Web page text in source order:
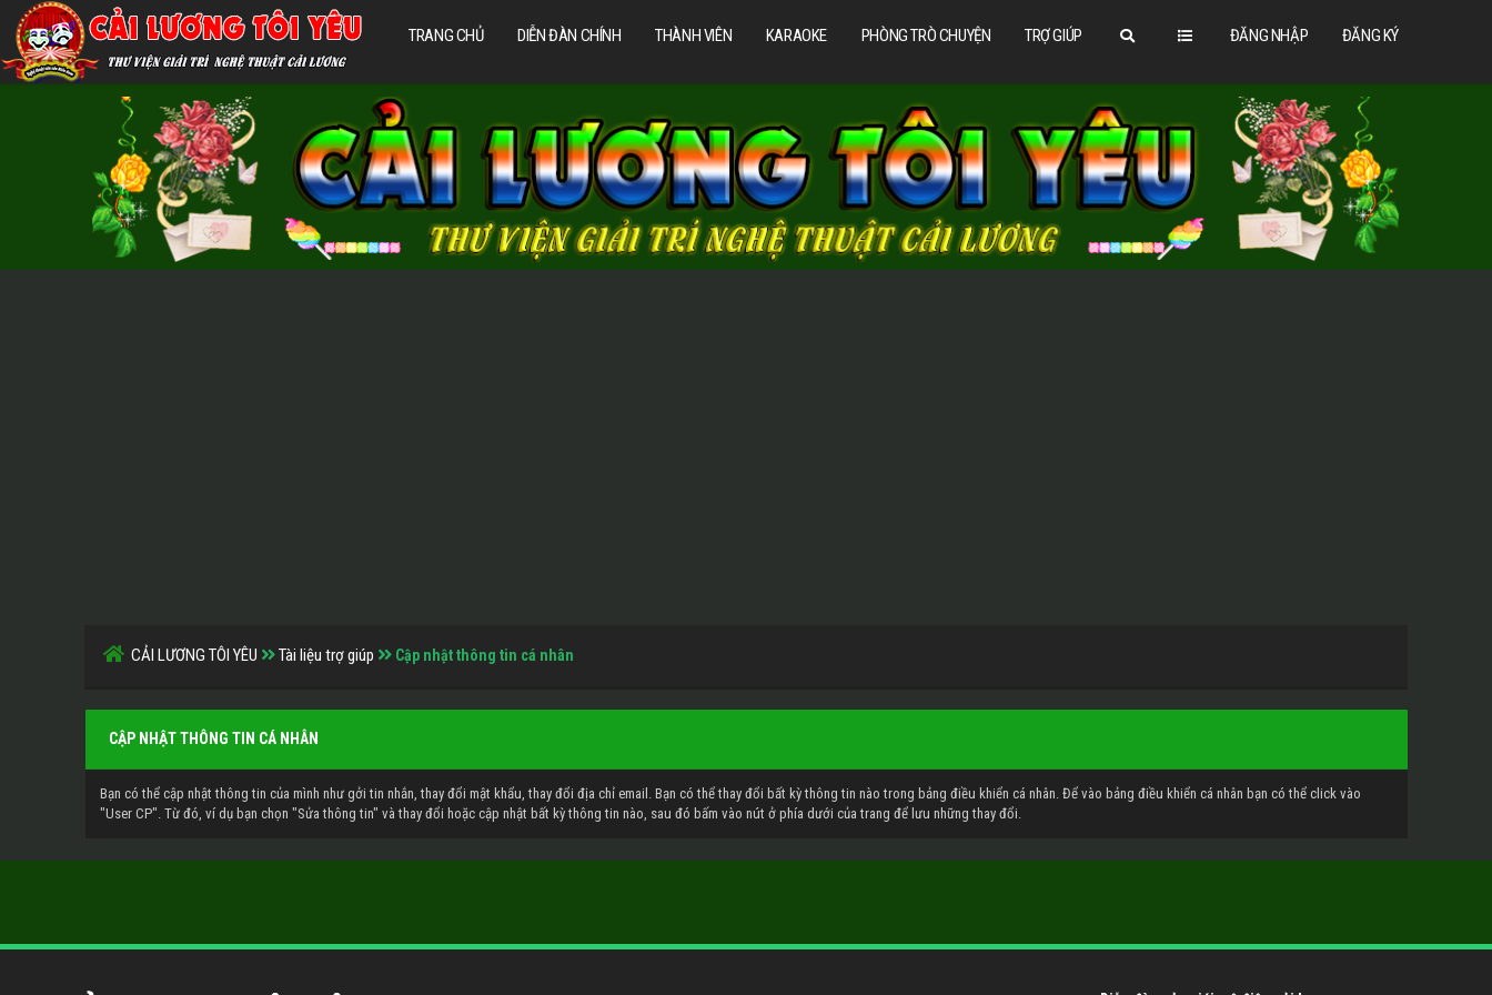
ĐĂNG NHẬP ĐĂNG KÝ
TRANG CHỦ DIỄN ĐÀN CHÍNH THÀNH VIÊN KARAOKE PHÒNG TRÒ CHUYỆN TRỢ GIÚP
CẢI LƯƠNG TÔI YÊU Tài liệu trợ giúp Cập nhật thông tin cá nhân
CẬP NHẬT THÔNG TIN CÁ NHÂN
Bạn có thể cập nhật thông tin của mình như gởi tin nhắn, thay đổi mật khẩu, thay đổi địa chỉ email. Bạn có thể thay đổi bất kỳ thông tin nào trong bảng điều khiển cá nhân. Để vào bảng điều khiển cá nhân bạn có thể click vào
"User CP". Từ đó, ví dụ bạn chọn "Sửa thông tin" và thay đổi hoặc cập nhật bất kỳ thông tin nào, sau đó bấm vào nút ở phía dưới của trang để lưu những thay đổi.